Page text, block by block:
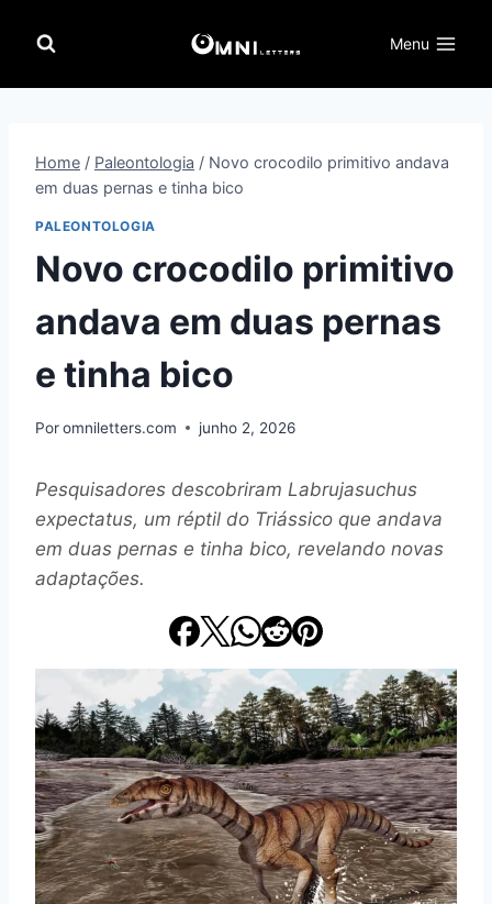
para
Menu
Home / Paleontologia / Novo crocodilo primitivo andava
em duas pernas e tinha bico
PALEONTOLOGIA
Novo crocodilo primitivo
andava em duas pernas
e tinha bico
Poromniletters.com junho 2, 2026
Pesquisadores descobriram Labrujasuchus
expectatus, um réptil do Triássico que andava
em duas pernas e tinha bico, revelando novas
adaptações.